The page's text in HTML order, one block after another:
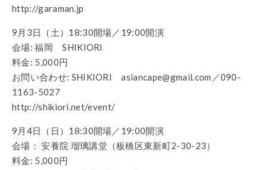
http://garaman.jp
9月3日（土）18:30開場／19:00開演
会場: 福岡 SHIKIORI
料金: 5,000円
お問い合わせ: SHIKIORI asiancape@gmail.com／090-
1163-5027
http://shikiori.net/event/
9月4日（日）18:30開場／19:00開演
会場： 安養院 瑠璃講堂（板橋区東新町2-30-23）
料金: 5,000円